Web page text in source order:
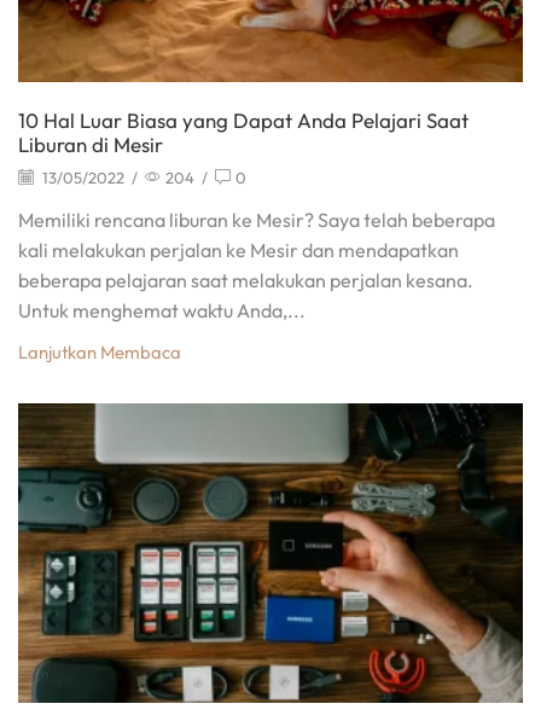
10 Hal Luar Biasa yang Dapat Anda Pelajari Saat
Liburan di Mesir
13/05/2022 / 204 / 0
Memiliki rencana liburan ke Mesir? Saya telah beberapa
kali melakukan perjalan ke Mesir dan mendapatkan
beberapa pelajaran saat melakukan perjalan kesana.
Untuk menghemat waktu Anda,...
Lanjutkan Membaca